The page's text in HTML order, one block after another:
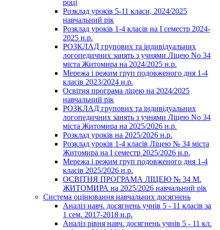
році
Розклад уроків 5-11 класи, 2024/2025
навчальний рік
Розклад уроків 1-4 класів на І семестр 2024-
2025 н.р.
РОЗКЛАД групових та індивідуальних
логопедичних занять з учнями Ліцею No 34
міста Житомира на 2024/2025 н.р.
Мережа і режим груп подовженого дня 1-4
класів 2023/2024 н.р.
Освітня програма ліцею на 2024/2025
навчальний рік
РОЗКЛАД групових та індивідуальних
логопедичних занять з учнями Ліцею No 34
міста Житомира на 2025/2026 н.р.
Розклад уроків на 2025/2026 н.р.
Розклад уроків 1-4 класів Ліцею № 34 міста
Житомира на І семестр 2025/2026 н.р.
Мережа і режим груп подовженого дня 1-4
класів 2025/2026 н.р.
ОСВІТНЯ ПРОГРАМА ЛІЦЕЮ № 34 М.
ЖИТОМИРА на 2025/2026 навчальний рік
Система оцінювання навчальних досягнень
Аналіз навч. досягнень учнів 5 - 11 класів за
1 сем. 2017-2018 н.р.
Аналіз рівня навч. досягнень учнів 5 - 11 кл.